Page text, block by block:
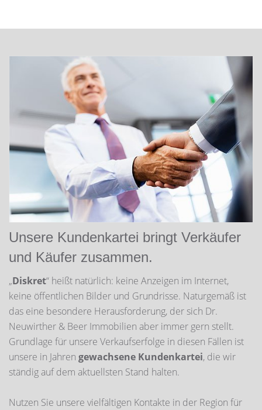
Unsere Kundenkartei bringt Verkäufer
und Käufer zusammen.
„Diskret“ heißt natürlich: keine Anzeigen im Internet,
keine öffentlichen Bilder und Grundrisse. Naturgemäß ist
das eine besondere Herausforderung, der sich Dr.
Neuwirther & Beer Immobilien aber immer gern stellt.
Grundlage für unsere Verkaufserfolge in diesen Fällen ist
unsere in Jahren gewachsene Kundenkartei, die wir
ständig auf dem aktuellsten Stand halten.
Nutzen Sie unsere vielfältigen Kontakte in der Region für